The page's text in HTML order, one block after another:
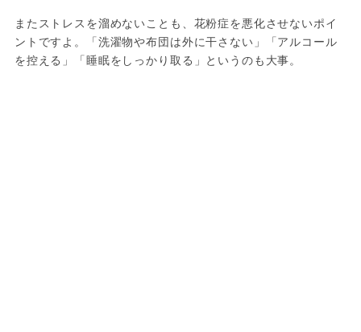
またストレスを溜めないことも、花粉症を悪化させないポイ
ントですよ。「洗濯物や布団は外に干さない」「アルコール
を控える」「睡眠をしっかり取る」というのも大事。